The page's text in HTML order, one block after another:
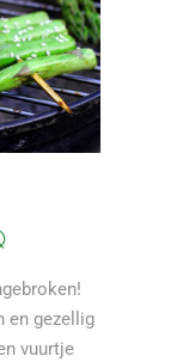
en gezellig
vuurtje